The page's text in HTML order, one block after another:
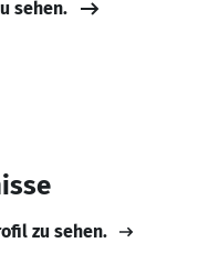
sehen.
zu sehen.